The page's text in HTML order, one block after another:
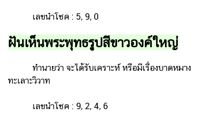
เลขนำโชค : 5, 9, 0
ฝันเห็นพระพุทธรูปสีขาวองค์ใหญ่
ทำนายว่า จะได้รับเคราะห์ หรือมีเรื่องบาดหมาง
ทะเลาะวิวาท
เลขนำโชค : 9, 2, 4, 6